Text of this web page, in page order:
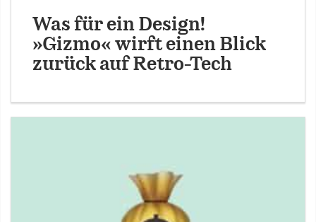
Was für ein Design!
»Gizmo« wirft einen Blick
zurück auf Retro-Tech